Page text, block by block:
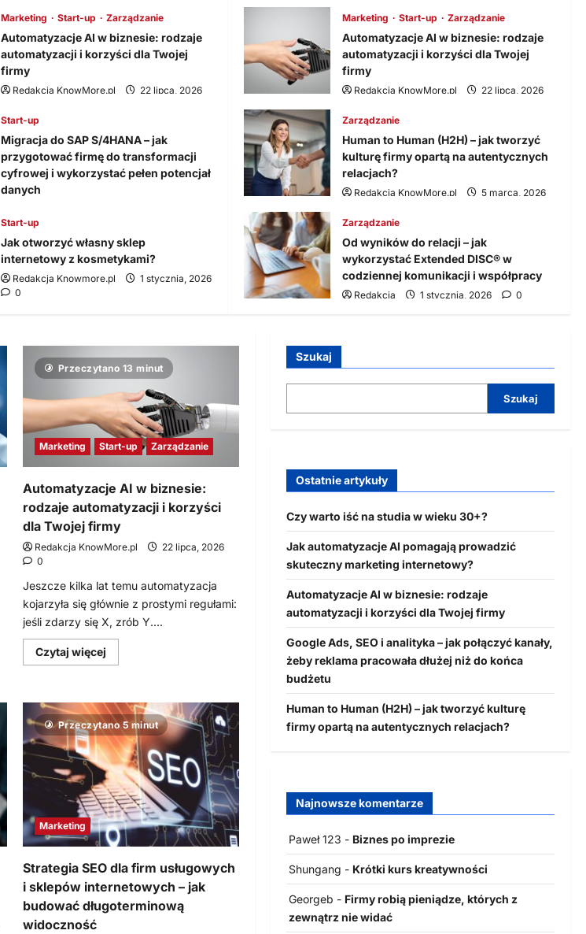
Finanse
Sprzedaż internetowa a
rozliczenie VAT-u – jakie
Redakcja
1 stycznia,
Marketing Start-up Zarządzanie
Automatyzacje AI w biznesie: rodzaje
automatyzacji i korzyści dla Twojej
firmy
Redakcja KnowMore.pl
22 lipca, 2026
Start-up
Migracja do SAP S/4HANA – jak
przygotować firmę do transformacji
cyfrowej i wykorzystać pełen potencjał
danych
Start-up
Jak otworzyć własny sklep
internetowy z kosmetykami?
Redakcja Knowmore.pl
1 stycznia, 2026
0
Marketing Start-up Zarządzanie
Automatyzacje AI w biznesie: rodzaje
automatyzacji i korzyści dla Twojej
firmy
Redakcja KnowMore.pl
22 lipca, 2026
Zarządzanie
Human to Human (H2H) – jak tworzyć
kulturę firmy opartą na autentycznych
relacjach?
Redakcja KnowMore.pl
5 marca, 2026
Zarządzanie
Od wyników do relacji – jak
wykorzystać Extended DISC® w
codziennej komunikacji i współpracy
Redakcja 1 stycznia, 2026 0
Przeczytano 13 minut
Marketing Start-up Zarządzanie
Automatyzacje AI w biznesie:
rodzaje automatyzacji i korzyści
dla Twojej firmy
Redakcja KnowMore.pl
22 lipca, 2026
0
Jeszcze kilka lat temu automatyzacja
kojarzyła się głównie z prostymi regułami:
jeśli zdarzy się X, zrób Y....
Czytaj więcej
się
AI
w
biznesie:
rodzaje
automatyzacji
i
korzyści
dla
Twojej
firmy
Przeczytano 5 minut
Marketing
Strategia SEO dla firm usługowych
i sklepów internetowych – jak
budować długoterminową
widoczność
Szukaj
Szukaj
Ostatnie artykuły
Czy warto iść na studia w wieku 30+?
Jak automatyzacje AI pomagają prowadzić
skuteczny marketing internetowy?
Automatyzacje AI w biznesie: rodzaje
automatyzacji i korzyści dla Twojej firmy
Google Ads, SEO i analityka – jak połączyć kanały,
żeby reklama pracowała dłużej niż do końca
budżetu
Human to Human (H2H) – jak tworzyć kulturę
firmy opartą na autentycznych relacjach?
Najnowsze komentarze
Paweł 123 - Biznes po imprezie
Shungang - Krótki kurs kreatywności
Georgeb - Firmy robią pieniądze, których z
zewnątrz nie widać